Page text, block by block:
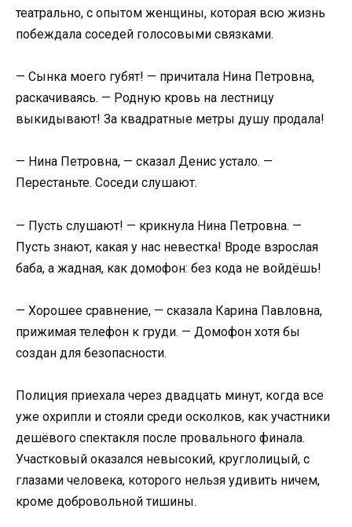
театрально, с опытом женщины, которая всю жизнь
побеждала соседей голосовыми связками.
— Сынка моего губят! — причитала Нина Петровна,
раскачиваясь. — Родную кровь на лестницу
выкидывают! За квадратные метры душу продала!
— Нина Петровна, — сказал Денис устало. —
Перестаньте. Соседи слушают.
— Пусть слушают! — крикнула Нина Петровна. —
Пусть знают, какая у нас невестка! Вроде взрослая
баба, а жадная, как домофон: без кода не войдёшь!
— Хорошее сравнение, — сказала Карина Павловна,
прижимая телефон к груди. — Домофон хотя бы
создан для безопасности.
Полиция приехала через двадцать минут, когда все
уже охрипли и стояли среди осколков, как участники
дешёвого спектакля после провального финала.
Участковый оказался невысокий, круглолицый, с
глазами человека, которого нельзя удивить ничем,
кроме добровольной тишины.